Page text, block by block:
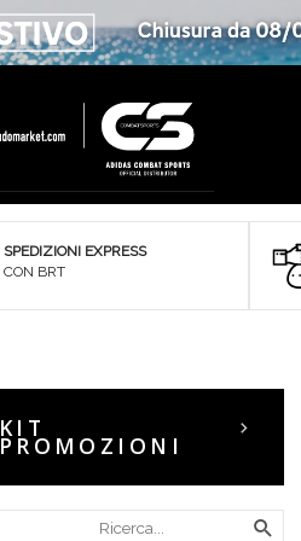
SPEDIZIONI EXPRESS
CON BRT
KIT
PROMOZIONI